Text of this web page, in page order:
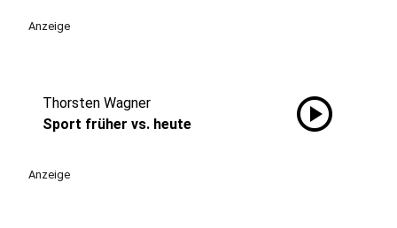
Anzeige
Thorsten Wagner
Sport früher vs. heute
play_circle
Anzeige